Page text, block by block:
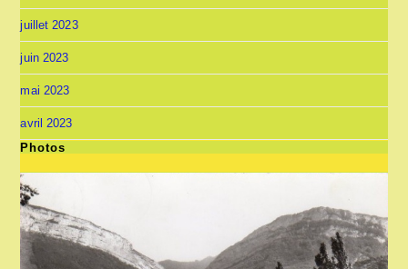
juillet 2023
juin 2023
mai 2023
avril 2023
Photos